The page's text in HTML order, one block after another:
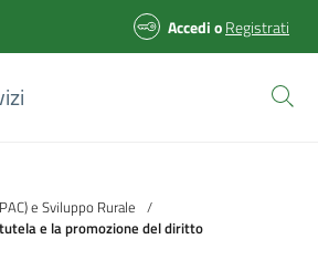
AccedioRegistrati
e Sviluppo Rurale /
e la promozione del diritto